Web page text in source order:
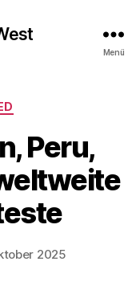
Menü
Peru,
2025